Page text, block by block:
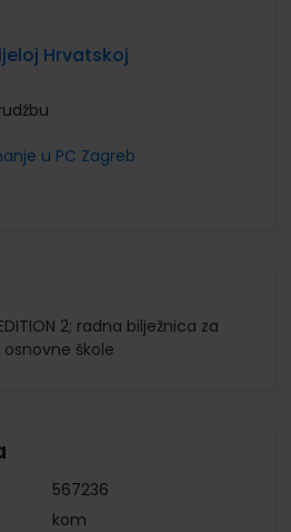
Hrvatskoj
u PC Zagreb
EDITION 2; radna bilježnica za
osnovne škole
567236
kom